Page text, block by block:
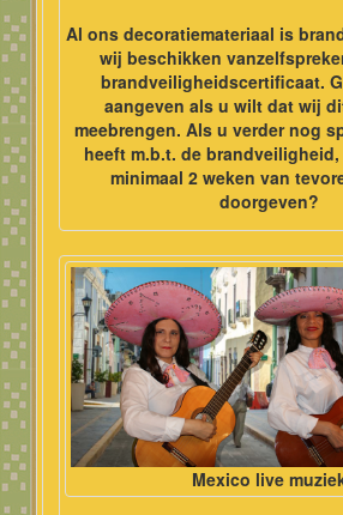
Al ons decoratiemateriaal is
wij beschikken
brandveiligheidscertificaat.
aangeven als u wilt dat wij
meebrengen. Als u verder nog
heeft m.b.t. de
minimaal 2 weken van
doorgeven?
Mexico live